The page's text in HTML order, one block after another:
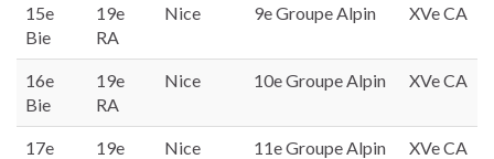
15e
Bie
19e
RA
Nice 9e Groupe Alpin XVe CA
16e
Bie
19e
RA
Nice 10e Groupe Alpin XVe CA
17e
19e
Nice 11e Groupe Alpin XVe CA